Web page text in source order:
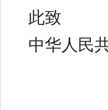
此致
中华人民